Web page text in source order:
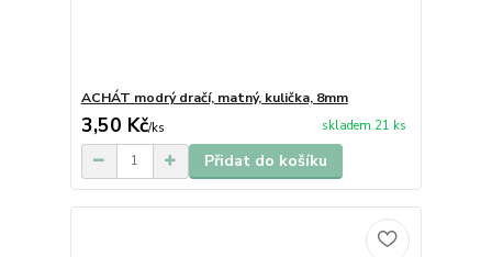
ACHÁT modrý dračí, matný, kulička, 8mm
3,50 Kč/ks skladem 21 ks
Přidat do košíku